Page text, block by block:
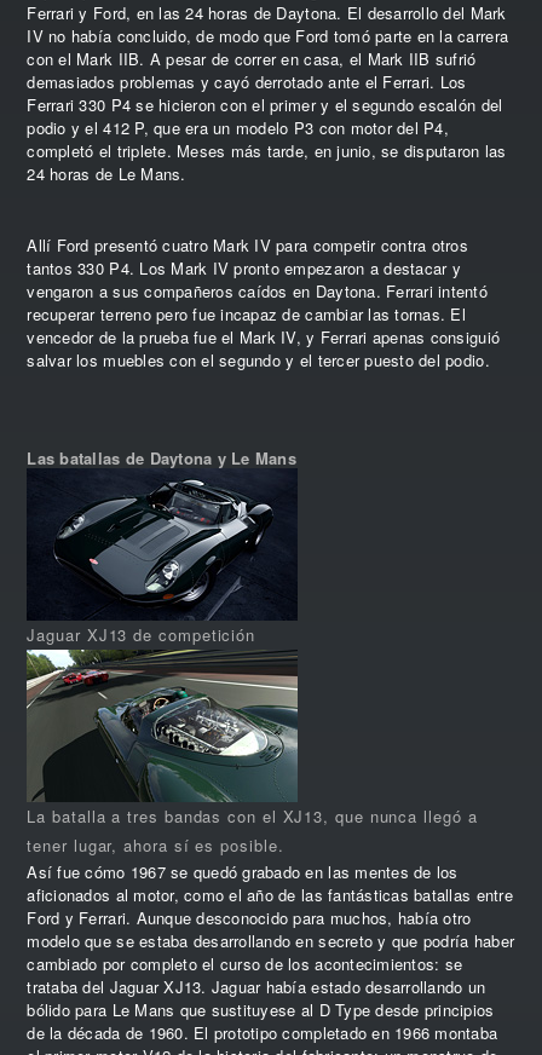
Ferrari y Ford, en las 24 horas de Daytona. El desarrollo del Mark
IV no había concluido, de modo que Ford tomó parte en la carrera
con el Mark IIB. A pesar de correr en casa, el Mark IIB sufrió
demasiados problemas y cayó derrotado ante el Ferrari. Los
Ferrari 330 P4 se hicieron con el primer y el segundo escalón del
podio y el 412 P, que era un modelo P3 con motor del P4,
completó el triplete. Meses más tarde, en junio, se disputaron las
24 horas de Le Mans.
Allí Ford presentó cuatro Mark IV para competir contra otros
tantos 330 P4. Los Mark IV pronto empezaron a destacar y
vengaron a sus compañeros caídos en Daytona. Ferrari intentó
recuperar terreno pero fue incapaz de cambiar las tornas. El
vencedor de la prueba fue el Mark IV, y Ferrari apenas consiguió
salvar los muebles con el segundo y el tercer puesto del podio.
Las batallas de Daytona y Le Mans
Jaguar XJ13 de competición
La batalla a tres bandas con el XJ13, que nunca llegó a
tener lugar, ahora sí es posible.
Así fue cómo 1967 se quedó grabado en las mentes de los
aficionados al motor, como el año de las fantásticas batallas entre
Ford y Ferrari. Aunque desconocido para muchos, había otro
modelo que se estaba desarrollando en secreto y que podría haber
cambiado por completo el curso de los acontecimientos: se
trataba del Jaguar XJ13. Jaguar había estado desarrollando un
bólido para Le Mans que sustituyese al D Type desde principios
de la década de 1960. El prototipo completado en 1966 montaba